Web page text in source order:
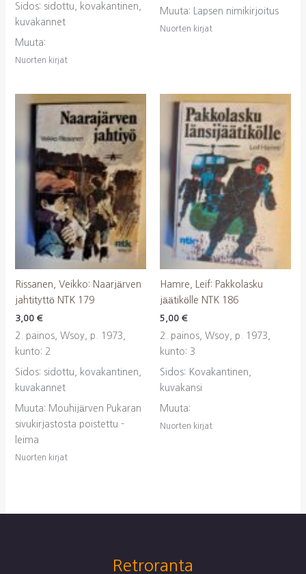
Sidos: sidottu, kovakantinen,
kuvakannet
Muuta:
Nuorten kirjat
Muuta: Lapsen nimikirjoitus
Nuorten kirjat
Rissanen, Veikko: Naarjärven
jahtityttö NTK 179
3,00 €
2. painos, Wsoy, p. 1973,
kunto: 2
Sidos: sidottu, kovakantinen,
kuvakannet
Muuta: Mouhijärven Pukaran
sivukirjastosta poistettu -
leima
Nuorten kirjat
Hamre, Leif: Pakkolasku
jäätikölle NTK 186
5,00 €
2. painos, Wsoy, p. 1973,
kunto: 3
Sidos: Kovakantinen,
kuvakansi
Muuta:
Nuorten kirjat
Retroranta